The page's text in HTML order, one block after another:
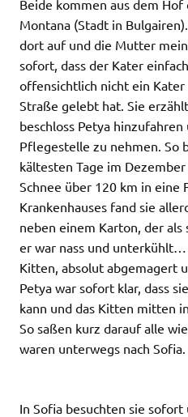
Beide kommen aus dem Hof
Montana (Stadt in
dort auf und die Mutter
sofort, dass der Kater
offensichtlich nicht ein
Straße gelebt hat. Sie
beschloss Petya
Pflegestelle zu nehmen. So
kältesten Tage im
Schnee über 120 km in eine
Krankenhauses fand sie
neben einem Karton, der als
er war nass und
Kitten, absolut abgemagert
Petya war sofort klar, dass
kann und das Kitten mitten
So saßen kurz darauf alle
waren unterwegs nach Sofia.
In Sofia besuchten sie